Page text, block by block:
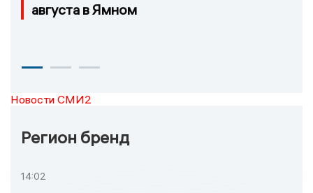
августа в Ямном
Новости СМИ2
Регион бренд
14:02